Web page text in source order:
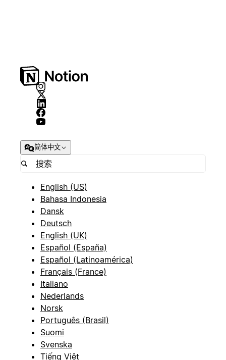
简体中文
English (US)
Bahasa Indonesia
Dansk
Deutsch
English (UK)
Español (España)
Español (Latinoamérica)
Français (France)
Italiano
Nederlands
Norsk
Português (Brasil)
Suomi
Svenska
Tiếng Việt